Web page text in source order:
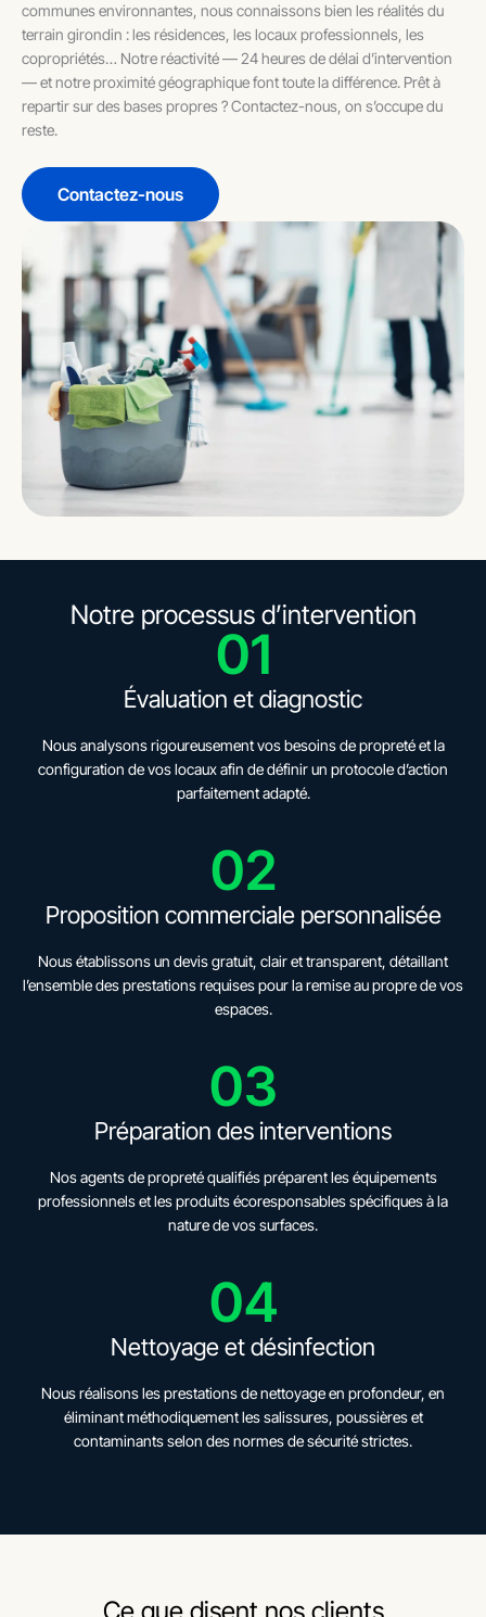
communes environnantes, nous connaissons bien les réalités du
terrain girondin : les résidences, les locaux professionnels, les
copropriétés… Notre réactivité — 24 heures de délai d’intervention
— et notre proximité géographique font toute la différence. Prêt à
repartir sur des bases propres ? Contactez-nous, on s’occupe du
reste.
Contactez-nous
Notre processus d’intervention
01
Évaluation et diagnostic
Nous analysons rigoureusement vos besoins de propreté et la
configuration de vos locaux afin de définir un protocole d’action
parfaitement adapté.
02
Proposition commerciale personnalisée
Nous établissons un devis gratuit, clair et transparent, détaillant
l’ensemble des prestations requises pour la remise au propre de vos
espaces.
03
Préparation des interventions
Nos agents de propreté qualifiés préparent les équipements
professionnels et les produits écoresponsables spécifiques à la
nature de vos surfaces.
04
Nettoyage et désinfection
Nous réalisons les prestations de nettoyage en profondeur, en
éliminant méthodiquement les salissures, poussières et
contaminants selon des normes de sécurité strictes.